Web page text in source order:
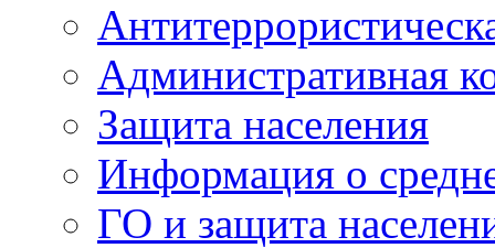
Административная
Защита населения
Информация о
ГО и защита